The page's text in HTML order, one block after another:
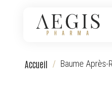
Accueil Baume Après-